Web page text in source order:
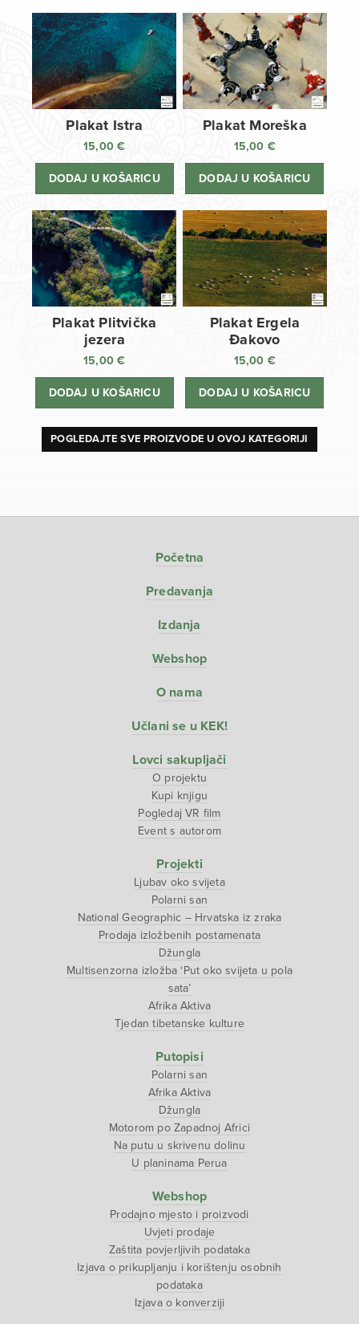
Plakat Istra
15,00€
DODAJ U KOŠARICU
Plakat Moreška
15,00 €
DODAJ U KOŠARICU
Plakat Plitvička
jezera
15,00€
DODAJ U KOŠARICU
Plakat Ergela
Đakovo
15,00 €
DODAJ U KOŠARICU
POGLEDAJTE SVE PROIZVODE U OVOJ KATEGORIJI
Početna
Predavanja
Izdanja
Webshop
O nama
Učlani se u KEK!
Lovci sakupljači
O projektu
Kupi knjigu
Pogledaj VR film
Event s autorom
Projekti
Ljubav oko svijeta
Polarni san
National Geographic – Hrvatska iz zraka
Prodaja izložbenih postamenata
Džungla
Multisenzorna izložba ‘Put oko svijeta u pola
sata’
Afrika Aktiva
Tjedan tibetanske kulture
Putopisi
Polarni san
Afrika Aktiva
Džungla
Motorom po Zapadnoj Africi
Na putu u skrivenu dolinu
U planinama Perua
Webshop
Prodajno mjesto i proizvodi
Uvjeti prodaje
Zaštita povjerljivih podataka
Izjava o prikupljanju i korištenju osobnih
podataka
Izjava o konverziji